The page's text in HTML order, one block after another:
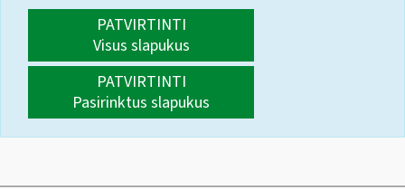
PATVIRTINTI
Visus slapukus
PATVIRTINTI
Pasirinktus slapukus